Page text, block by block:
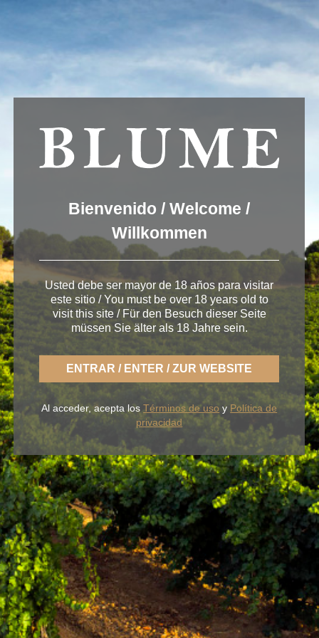
< Bodega de Toro
Con BLUME disfrutas la fresca naturaleza de un
Rueda ligero,
desenfadado y siempre fiel a una
tierra fértil de sabor.
NUESTROS VINOS LA BODEGA
BLUME & GASTRO
BLUME & YOU
+34 926 32 24 00
contacto@pagosdelrey.com
Ⓒ PAGOS DEL REY-Política de privacidad- Política de cookies
Tienda
online
utilizando o desactivarlas en AJUSTES.
Ajustes
Bienvenido / Welcome /
Willkommen
Usted debe ser mayor de 18 años para visitar
este sitio / You must be over 18 years old to
visit this site / Für den Besuch dieser Seite
müssen Sie älter als 18 Jahre sein.
ENTRAR / ENTER / ZUR WEBSITE
Al acceder, acepta losTérminos de uso y Política de
privacidad